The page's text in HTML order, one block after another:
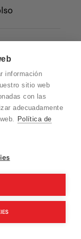
información
sitio web
con las
adecuadamente
Política de
que
cliente es de